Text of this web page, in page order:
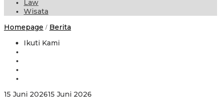
Law
Wisata
Homepage / Berita
Punya
Ikuti Kami
15 Juni 202615 Juni 2026